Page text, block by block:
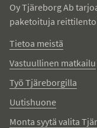
Oy Tjäreborg Ab
paketoituja
Tietoa meistä
Vastuullinen matkailu
Työ Tjäreborgilla
Uutishuone
Monta syytä valita